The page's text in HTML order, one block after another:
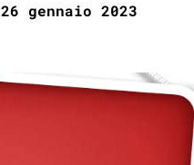
26 gennaio 2023